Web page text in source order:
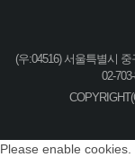
(우:04516) 서울특별시
02-
Please enable cookies.